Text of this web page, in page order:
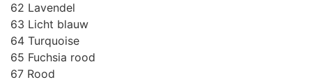
62 Lavendel
63 Licht blauw
64 Turquoise
65 Fuchsia rood
67 Rood